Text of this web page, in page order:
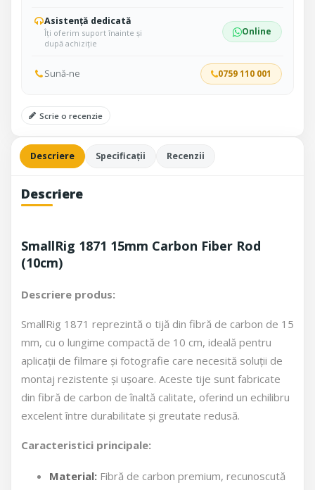
Asistență dedicată
Îți oferim suport înainte și
după achiziție
Online
Sună-ne 0759 110 001
Scrie o recenzie
Descriere Specificații Recenzii
Descriere
SmallRig 1871 15mm Carbon Fiber Rod
(10cm)
Descriere produs:
SmallRig 1871 reprezintă o tijă din fibră de carbon de 15
mm, cu o lungime compactă de 10 cm, ideală pentru
aplicații de filmare și fotografie care necesită soluții de
montaj rezistente și ușoare. Aceste tije sunt fabricate
din fibră de carbon de înaltă calitate, oferind un echilibru
excelent între durabilitate și greutate redusă.
Caracteristici principale:
Material: Fibră de carbon premium, recunoscută